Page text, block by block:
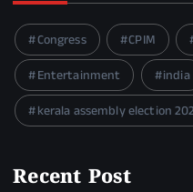
Congress CPIM
Entertainment
india
kerala assembly election
Recent Post